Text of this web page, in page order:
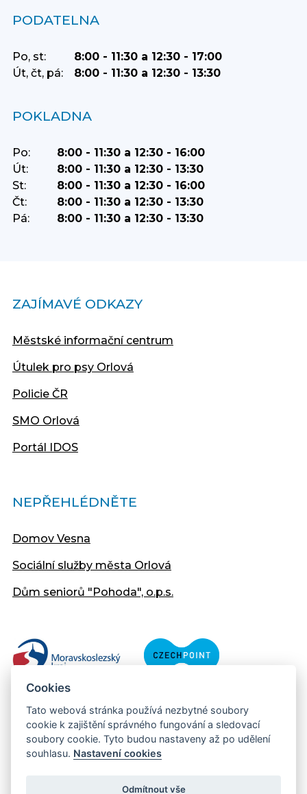
PODATELNA
Po, st:
8:00 - 11:30 a 12:30 - 17:00
Út, čt, pá:
8:00 - 11:30 a 12:30 - 13:30
POKLADNA
Po:
8:00 - 11:30 a 12:30 - 16:00
Út:
8:00 - 11:30 a 12:30 - 13:30
St:
8:00 - 11:30 a 12:30 - 16:00
Čt:
8:00 - 11:30 a 12:30 - 13:30
Pá:
8:00 - 11:30 a 12:30 - 13:30
ZAJÍMAVÉ ODKAZY
Městské informační centrum
Útulek pro psy Orlová
Policie ČR
SMO Orlová
Portál IDOS
NEPŘEHLÉDNĚTE
Domov Vesna
Sociální služby města Orlová
Dům seniorů "Pohoda", o.p.s.
Copyright © 2013 - 2026 Městský úřad Orlová
Cookies
Tato webová stránka používá nezbytné soubory
cookie k zajištění správného fungování a sledovací
soubory cookie. Tyto budou nastaveny až po udělení
souhlasu. Nastavení cookies
Odmítnout vše